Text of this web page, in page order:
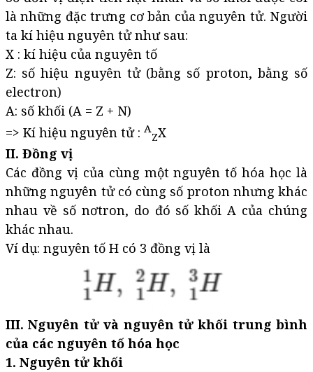
là những đặc trưng cơ bản của nguyên tử. Người
ta kí hiệu nguyên tử như sau:
X : kí hiệu của nguyên tố
Z: số hiệu nguyên tử (bằng số proton, bằng số
electron)
A: số khối (A = Z + N)
=> Kí hiệu nguyên tử : A
ZX
II. Đồng vị
Các đồng vị của cùng một nguyên tố hóa học là
những nguyên tử có cùng số proton nhưng khác
nhau về số nơtron, do đó số khối A của chúng
khác nhau.
Ví dụ: nguyên tố H có 3 đồng vị là
III. Nguyên tử và nguyên tử khối trung bình
của các nguyên tố hóa học
1. Nguyên tử khối